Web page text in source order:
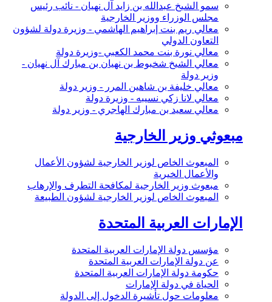
سمو الشيخ عبدالله بن زايد آل نهيان - نائب رئيس
مجلس الوزراء ووزير الخارجية
معالي ريم بنت إبراهيم الهاشمي - وزيرة دولة لشؤون
التعاون الدولي
معالي نورة بنت محمد الكعبي -وزيرة دولة
معالي الشيخ شخبوط بن نهيان بن مبارك آل نهيان -
وزير دولة
معالي خليفة بن شاهين المرر - وزير دولة
معالي لانا زكي نسيبه - وزيرة دولة
معالي سعيد بن مبارك الهاجري - وزير دولة
مبعوثي وزير الخارجية
المبعوث الخاص لوزير الخارجية لشؤون الأعمال
والأعمال الخيرية
مبعوث وزير الخارجية لمكافحة التطرف والإرهاب
المبعوث الخاص لوزير الخارجية لشؤون الطبيعة
الإمارات العربية المتحدة
مؤسس دولة الإمارات العربية المتحدة
عن دولة الإمارات العربية المتحدة
حكومة دولة الإمارات العربية المتحدة
الحياة في دولة الإمارات
معلومات حول تأشيرة الدخول إلى الدولة